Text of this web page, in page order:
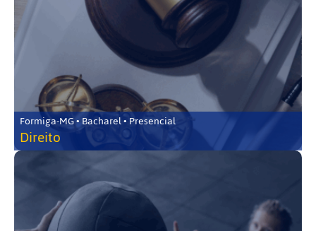
Formiga-MG • Bacharel • Presencial
Direito